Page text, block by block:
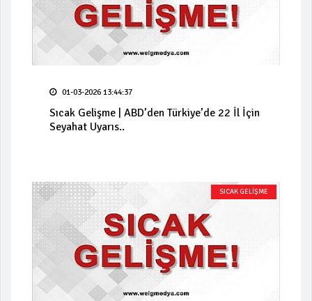
01-03-2026 13:44:37
Sıcak Gelişme | ABD’den Türkiye’de 22 İl İçin
Seyahat Uyarıs..
SICAK GELİŞME